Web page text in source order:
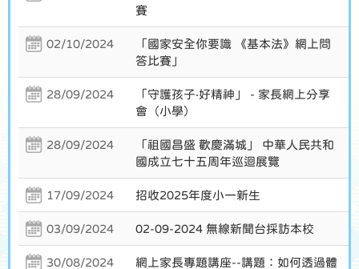
賽
02/10/2024
「國家安全你要識 《基本法》網上問
答比賽」
28/09/2024
「守護孩子‧好精神」 - 家長網上分享
會（小學）
28/09/2024
「祖國昌盛 歡慶滿城」 中華人民共和
國成立七十五周年巡迴展覽
17/09/2024 招收2025年度小一新生
03/09/2024 02-09-2024 無線新聞台採訪本校
30/08/2024
網上家長專題講座--講題：如何透過體